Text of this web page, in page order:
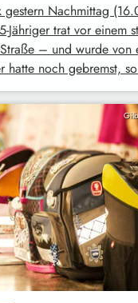
Nachmittag
Jähriger trat vor einem
– und wurde von
hatte noch gebremst,